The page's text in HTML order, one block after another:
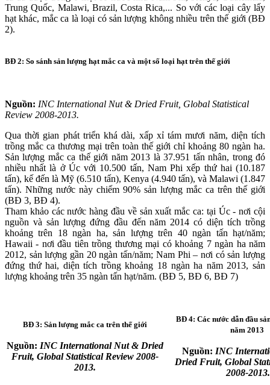
Trung Quốc, Malawi, Brazil, Costa Rica,... So với các loại cây lấy
hạt khác, mắc ca là loại có sản lượng không nhiều trên thế giới (BĐ
2).
BĐ 2: So sánh sản lượng hạt mắc ca và một số loại hạt trên thế giới
Nguồn: INC International Nut & Dried Fruit, Global Statistical
Review 2008-2013.
Qua thời gian phát triển khá dài, xấp xỉ tám mươi năm, diện tích
trồng mắc ca thương mại trên toàn thế giới chỉ khoảng 80 ngàn ha.
Sản lượng mắc ca thế giới năm 2013 là 37.951 tấn nhân, trong đó
nhiều nhất là ở Úc với 10.500 tấn, Nam Phi xếp thứ hai (10.187
tấn), kế đến là Mỹ (6.510 tấn), Kenya (4.940 tấn), và Malawi (1.847
tấn). Những nước này chiếm 90% sản lượng mắc ca trên thế giới
(BĐ 3, BĐ 4).
Tham khảo các nước hàng đầu về sản xuất mắc ca: tại Úc - nơi cội
nguồn và sản lượng đứng đầu đến năm 2014 có diện tích trồng
khoảng trên 18 ngàn ha, sản lượng trên 40 ngàn tấn hạt/năm;
Hawaii - nơi đầu tiên trồng thương mại có khoảng 7 ngàn ha năm
2012, sản lượng gần 20 ngàn tấn/năm; Nam Phi – nơi có sản lượng
đứng thứ hai, diện tích trồng khoảng 18 ngàn ha năm 2013, sản
lượng khoảng trên 35 ngàn tấn hạt/năm. (BĐ 5, BĐ 6, BĐ 7)
BĐ 3: Sản lượng mắc ca trên thế giới
Nguồn: INC International Nut & Dried
Fruit, Global Statistical Review 2008-
2013.
BĐ 4: Các nước dẫn đầu
năm 2013
Nguồn: INC
Dried Fruit, Global
2008-2013.